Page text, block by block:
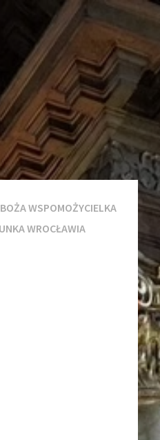
WSPOMOŻYCIELKA
WROCŁAWIA